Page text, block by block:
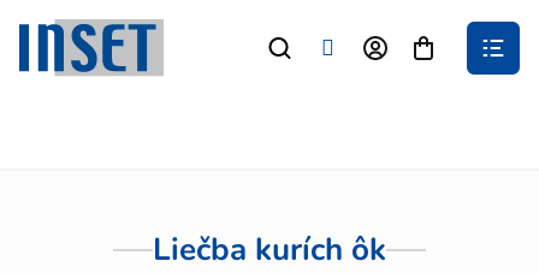
obsah
Nákupný
Liečba kurích ôk